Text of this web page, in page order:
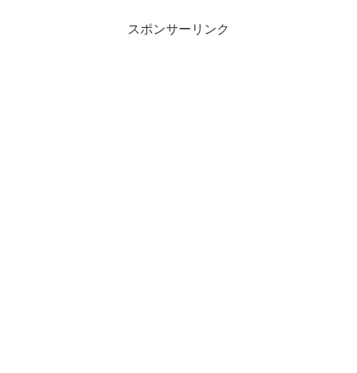
スポンサーリンク